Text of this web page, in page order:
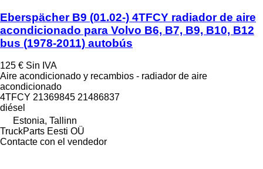
Eberspächer B9 (01.02-) 4TFCY radiador de aire
acondicionado para Volvo B6, B7, B9, B10, B12
bus (1978-2011) autobús
125 € Sin IVA
Aire acondicionado y recambios - radiador de aire
acondicionado
4TFCY 21369845 21486837
diésel
Estonia, Tallinn
TruckParts Eesti OÜ
Contacte con el vendedor